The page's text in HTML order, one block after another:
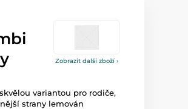
Zobrazit další zboží ›
variantou pro rodiče,
strany lemován